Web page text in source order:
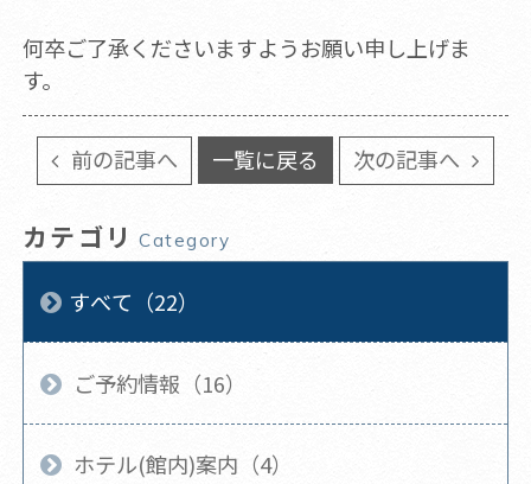
何卒ご了承くださいますようお願い申し上げま
す。
前の記事へ 一覧に戻る 次の記事へ
カテゴリ Category
すべて（22）
ご予約情報（16）
ホテル(館内)案内（4）